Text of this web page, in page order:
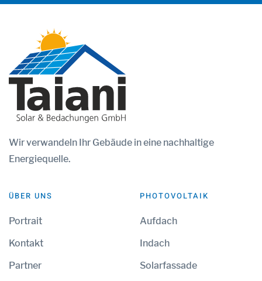
Wirverwandeln Ihr Gebäude in eine nachhaltige
Energiequelle.
ÜBER UNS
Portrait
Kontakt
Partner
PHOTOVOLTAIK
Aufdach
Indach
Solarfassade